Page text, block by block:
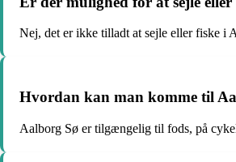
Nej, det er ikke tilladt at sejle eller fiske i
Hvordan kan man komme til
Aalborg Sø er tilgængelig til fods, på